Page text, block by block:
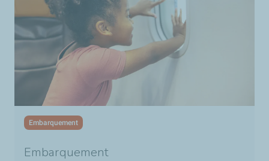
Embarquement
Embarquement